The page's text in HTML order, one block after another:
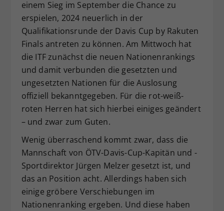
einem Sieg im September die Chance zu
erspielen, 2024 neuerlich in der
Qualifikationsrunde der Davis Cup by Rakuten
Finals antreten zu können. Am Mittwoch hat
die ITF zunächst die neuen Nationenrankings
und damit verbunden die gesetzten und
ungesetzten Nationen für die Auslosung
offiziell bekanntgegeben. Für die rot-weiß-
roten Herren hat sich hierbei einiges geändert
– und zwar zum Guten.
Wenig überraschend kommt zwar, dass die
Mannschaft von ÖTV-Davis-Cup-Kapitän und -
Sportdirektor Jürgen Melzer gesetzt ist, und
das an Position acht. Allerdings haben sich
einige gröbere Verschiebungen im
Nationenranking ergeben. Und diese haben
Zweck
Dieser Wert speichert Ihre Consent-
Einstellungen. Unter anderem eine
zufällig generierte ID, für die
historische Speicherung Ihrer
vorgenommen Einstellungen, falls der
Webseiten-Betreiber dies eingestellt
hat.